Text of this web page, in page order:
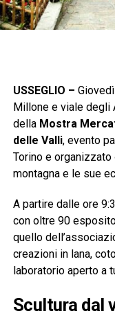
USSEGLIO – Giovedì
Millone e viale
della Mostra
delle Valli, evento
Torino e
montagna e le sue
A partire dalle ore
con oltre 90
quello
creazioni in lana,
laboratorio aperto a
Scultura dal